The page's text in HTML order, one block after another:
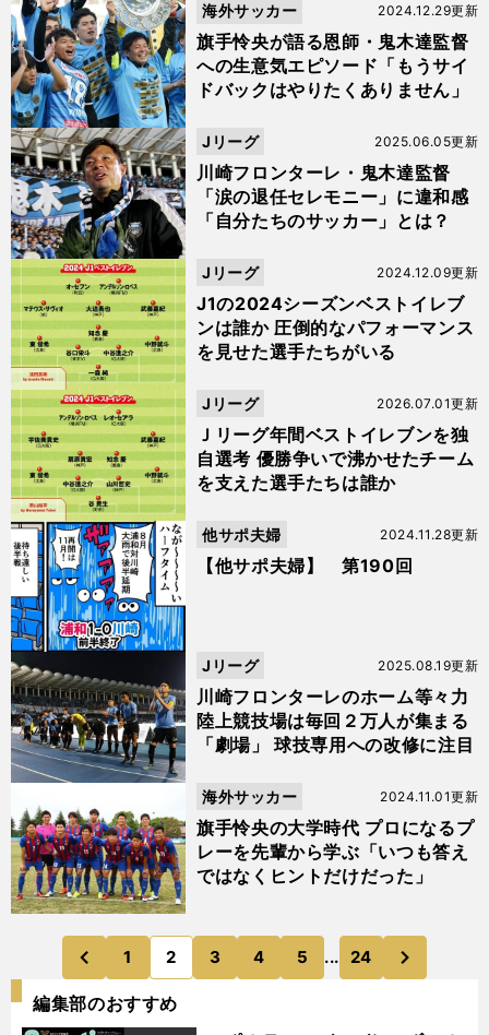
旗手怜央が語る恩師・鬼木達監督
への生意気エピソード「もうサイ
ドバックはやりたくありません」
2024.12.29更新
海外サッカー
川崎フロンターレ・鬼木達監督
「涙の退任セレモニー」に違和感
「自分たちのサッカー」とは？
2025.06.05更新
Jリーグ
J1の2024シーズンベストイレブ
ンは誰か 圧倒的なパフォーマンス
を見せた選手たちがいる
2024.12.09更新
Jリーグ
Ｊリーグ年間ベストイレブンを独
自選考 優勝争いで沸かせたチーム
を支えた選手たちは誰か
2026.07.01更新
Jリーグ
【他サポ夫婦】 第190回
2024.11.28更新
他サポ夫婦
川崎フロンターレのホーム等々力
陸上競技場は毎回２万人が集まる
「劇場」 球技専用への改修に注目
2025.08.19更新
Jリーグ
旗手怜央の大学時代 プロになるプ
レーを先輩から学ぶ「いつも答え
ではなくヒントだけだった」
2024.11.01更新
海外サッカー
前
のページへ
1 2 3 4 5 ... 24
編集部のおすすめ